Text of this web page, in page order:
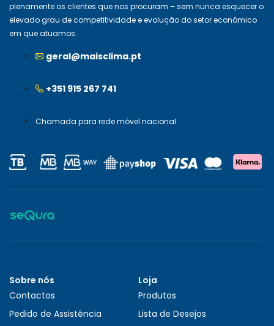
plenamente os clientes que nos procuram – sem nunca esquecer o
elevado grau de competitividade e evolução do setor económico
em que atuamos.
geral@maisclima.pt
+351 915 267 741
Chamada para rede móvel nacional.
Sobre nós
Contactos
Pedido de Assistência
Loja
Produtos
Lista de Desejos